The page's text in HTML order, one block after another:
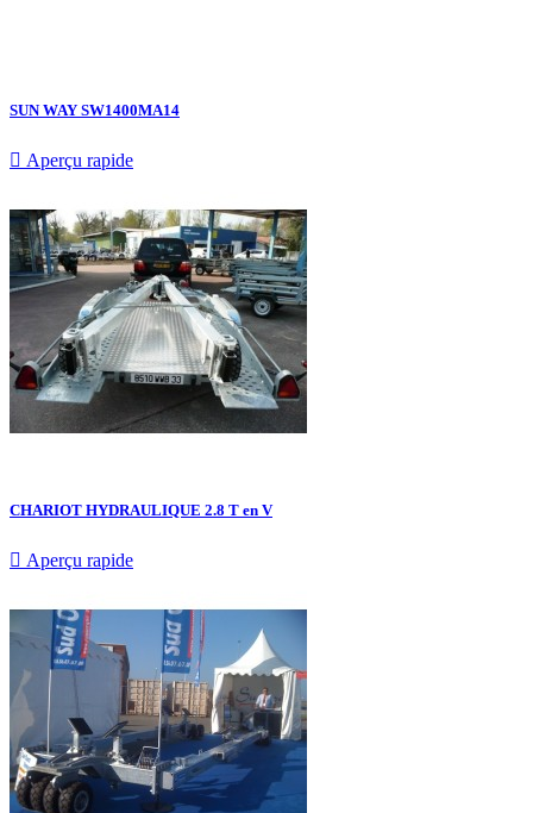
SUN WAY SW1400MA14
 Aperçu rapide
CHARIOT HYDRAULIQUE 2.8 T en V
 Aperçu rapide